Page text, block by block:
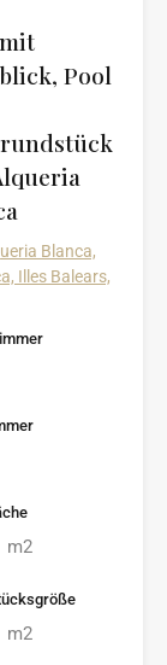
Pool
Blanca,
Illes Balears,
m2
m2